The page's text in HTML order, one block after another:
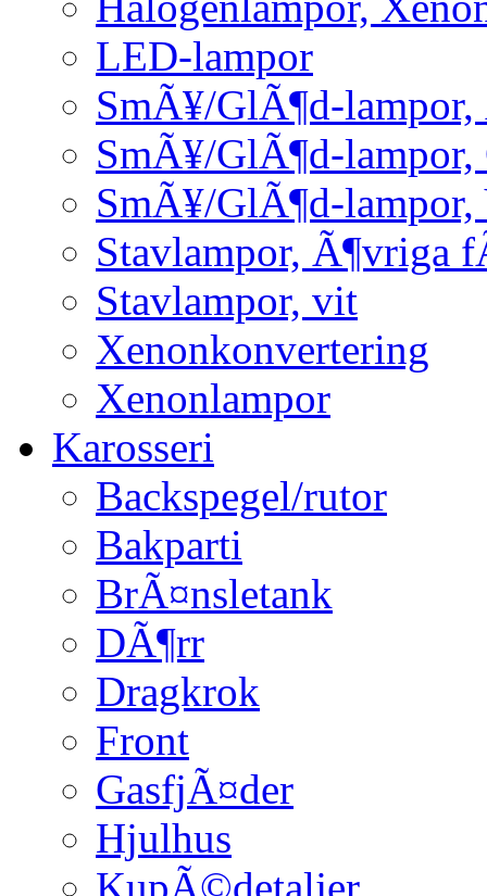
LED-lampor
SmÃ¥/GlÃ¶d-
SmÃ¥/GlÃ¶d-lampor,
SmÃ¥/GlÃ¶d-
Stavlampor, Ã¶vriga
Stavlampor, vit
Xenonkonvertering
Xenonlampor
Karosseri
Backspegel/rutor
Bakparti
BrÃ¤nsletank
DÃ¶rr
Dragkrok
Front
GasfjÃ¤der
Hjulhus
KupÃ©detaljer